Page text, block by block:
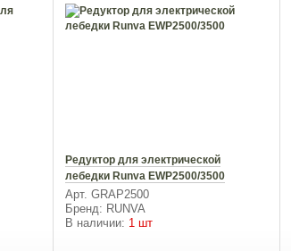
Редуктор для электрической
лебедки Runva EWP2500/3500
Арт. GRAP2500
Бренд: RUNVA
В наличии: 1 шт